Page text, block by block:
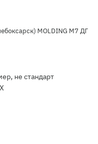
MOLDING M7 ДГ
не стандарт